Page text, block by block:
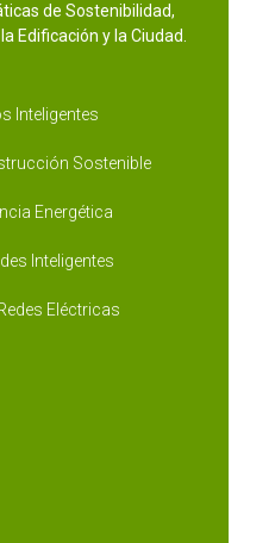
de Sostenibilidad,
Edificación y la Ciudad.
Inteligentes
Sostenible
Energética
Inteligentes
Eléctricas